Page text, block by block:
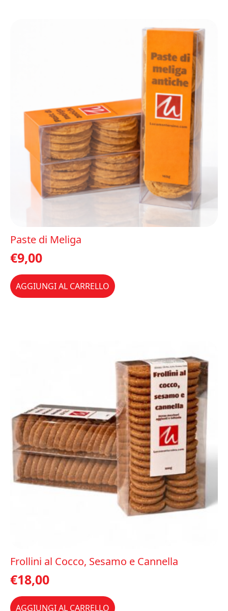
Paste di Meliga
€9,00
AGGIUNGI AL CARRELLO
Frollini al Cocco, Sesamo e Cannella
€18,00
AGGIUNGI AL CARRELLO